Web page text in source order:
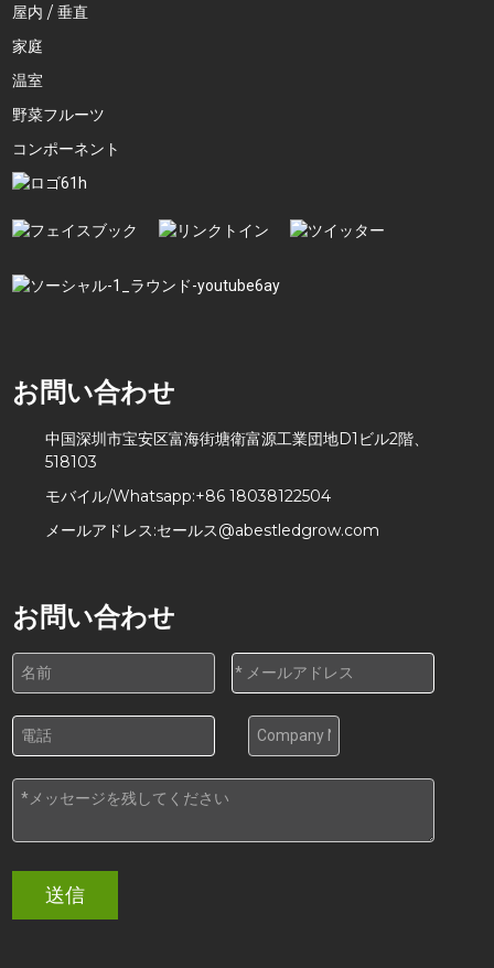
屋内 / 垂直
家庭
温室
野菜フルーツ
コンポーネント
お問い合わせ
中国深圳市宝安区富海街塘衛富源工業団地D1ビル2階、
518103
モバイル/Whatsapp:+86 18038122504
メールアドレス:セールス@abestledgrow.com
お問い合わせ
送信